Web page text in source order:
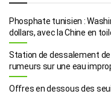
Phosphate tunisien :
dollars, avec la Chine en
Station de dessalement
rumeurs sur une eau
Offres en dessous des